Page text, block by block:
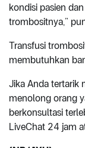
kondisi pasien
trombositnya,”
Transfusi
membutuhkan
Jika Anda tertarik
menolong orang
berkonsultasi
LiveChat 24 jam